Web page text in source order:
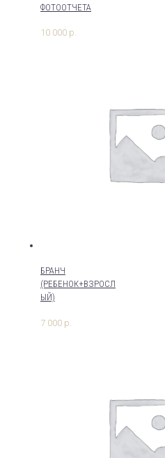
ФОТООТЧЕТА
10 000 р.
БРАНЧ
(РЕБЕНОК+ВЗРОСЛ
ЫЙ)
7 000 р.